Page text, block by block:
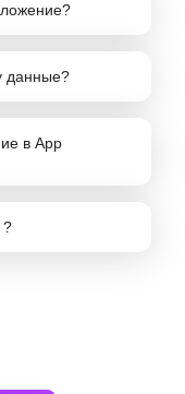
данные?
в App
?